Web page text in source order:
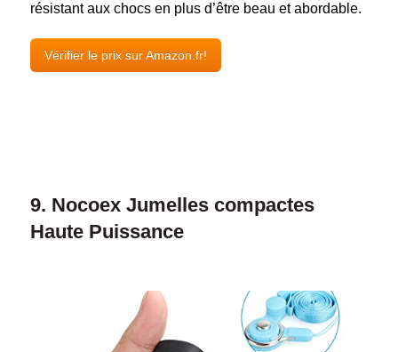
résistant aux chocs en plus d’être beau et abordable.
Vérifier le prix sur Amazon.fr!
9. Nocoex Jumelles compactes
Haute Puissance